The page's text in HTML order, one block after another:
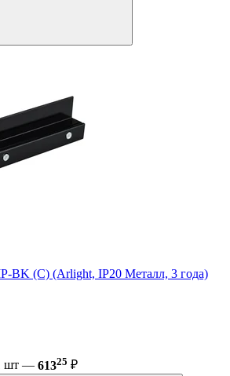
BK (C) (Arlight, IP20 Металл, 3 года)
шт — 61325 ₽